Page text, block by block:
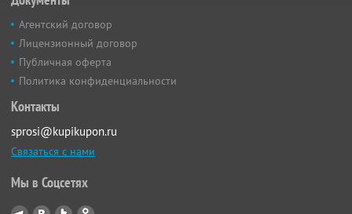
Агентский договор
Лицензионный договор
Публичная оферта
Политика конфиденциальности
Контакты
sprosi@kupikupon.ru
Связаться с нами
Мы в Соцсетях